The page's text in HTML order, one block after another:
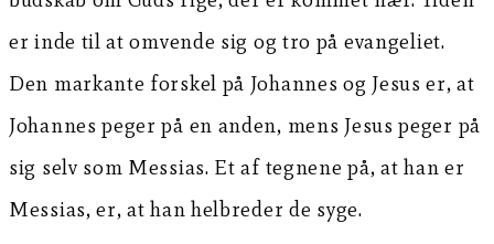
er inde til at omvende sig og tro på evangeliet.
Den markante forskel på Johannes og Jesus er, at
Johannes peger på en anden, mens Jesus peger på
sig selv som Messias. Et af tegnene på, at han er
Messias, er, at han helbreder de syge.